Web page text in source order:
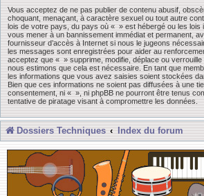
Vous acceptez de ne pas publier de contenu abusif,
choquant, menaçant, à caractère sexuel ou tout autre
lois de votre pays, du pays où « » est hébergé ou les lois
vous mener à un bannissement immédiat et permanent,
fournisseur d’accès à Internet si nous le jugeons
les messages sont enregistrées pour aider au
acceptez que « » supprime, modifie, déplace ou verrouille
nous estimons que cela est nécessaire. En tant que
les informations que vous avez saisies soient stockées
Bien que ces informations ne soient pas diffusées à une
consentement, ni « », ni phpBB ne pourront être tenus
tentative de piratage visant à compromettre les données.
Dossiers Techniques Index du forum